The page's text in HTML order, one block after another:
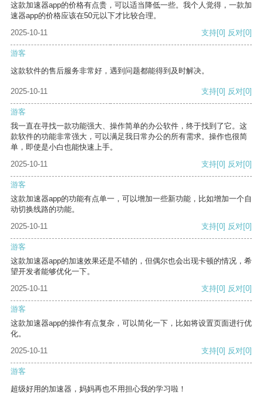
这款加速器app的价格有点贵，可以适当降低一些。我个人觉得，一款加
速器app的价格应该在50元以下才比较合理。
2025-10-11
支持[0] 反对[0]
游客
这款软件的售后服务非常好，遇到问题都能得到及时解决。
2025-10-11 支持[0] 反对[0]
游客
我一直在寻找一款功能强大、操作简单的办公软件，终于找到了它。这
款软件的功能非常强大，可以满足我日常办公的所有需求。操作也很简
单，即使是小白也能快速上手。
2025-10-11
支持[0] 反对[0]
游客
这款加速器app的功能有点单一，可以增加一些新功能，比如增加一个自
动切换线路的功能。
2025-10-11
支持[0] 反对[0]
游客
这款加速器app的加速效果还是不错的，但偶尔也会出现卡顿的情况，希
望开发者能够优化一下。
2025-10-11
支持[0] 反对[0]
游客
这款加速器app的操作有点复杂，可以简化一下，比如将设置页面进行优
化。
2025-10-11
支持[0] 反对[0]
游客
超级好用的加速器，妈妈再也不用担心我的学习啦！